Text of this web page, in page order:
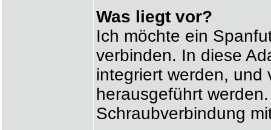
Was liegt vor?
Ich möchte ein
verbinden. In diese
integriert werden, und
herausgeführt
Schraubverbindung